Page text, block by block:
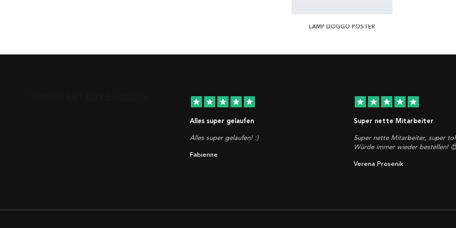
LAMP DOGGO POSTER
star star star star star
Alles super gelaufen
Alles super gelaufen! :)
Fabienne
star star star star star
Super nette Mitarbeiter
Super nette Mitarbeiter, super
Würde immer wieder bestellen!
Verena Prosenik